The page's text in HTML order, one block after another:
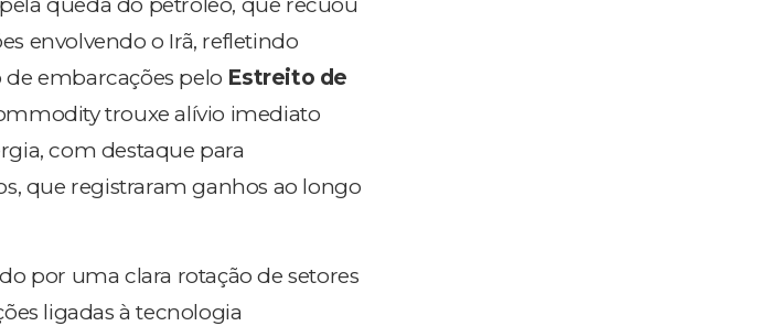
envolvendo o Irã, refletindo
embarcações pelo Estreito de
trouxe alívio imediato
com destaque para
que registraram ganhos ao longo
por uma clara rotação de setores
ligadas à tecnologia